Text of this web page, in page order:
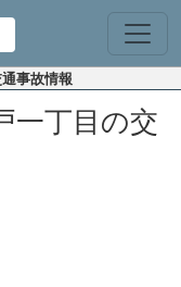
事故情報
一丁目の交